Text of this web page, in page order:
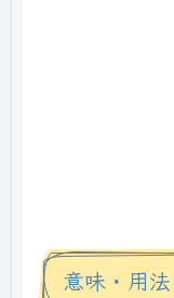
意味・用法